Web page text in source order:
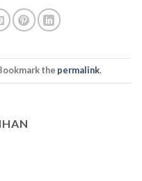
the permalink.